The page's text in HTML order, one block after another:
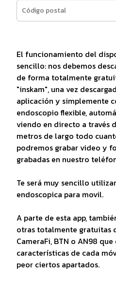
El funcionamiento del
sencillo: nos debemos
de forma totalmente
"inskam", una vez
aplicación y simplemente
endoscopio flexible,
viendo en directo a través
metros de largo todo
podremos grabar video y
grabadas en nuestro
Te será muy sencillo
endoscopica para movil.
A parte de esta app,
otras totalmente gratuitas
CameraFi, BTN o AN98
características de cada
peor ciertos apartados.